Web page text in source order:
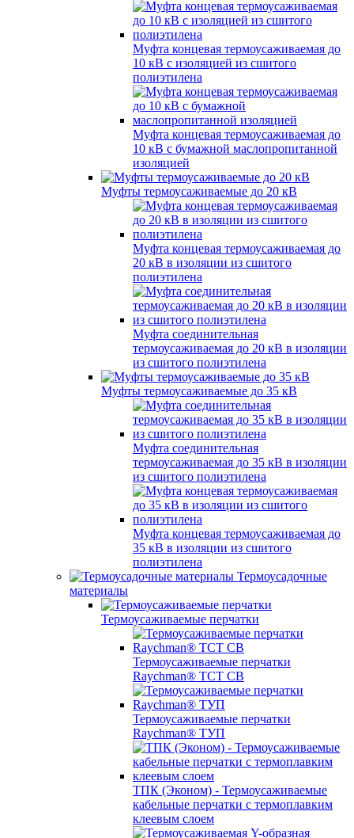
Муфта концевая термоусаживаемая до
10 кВ с изоляцией из сшитого
полиэтилена
Муфта концевая термоусаживаемая до
10 кВ с бумажной маслопропитанной
изоляцией
Муфты термоусаживаемые до 20 кВ
Муфта концевая термоусаживаемая до
20 кВ в изоляции из сшитого
полиэтилена
Муфта соединительная
термоусаживаемая до 20 кВ в изоляции
из сшитого полиэтилена
Муфты термоусаживаемые до 35 кВ
Муфта соединительная
термоусаживаемая до 35 кВ в изоляции
из сшитого полиэтилена
Муфта концевая термоусаживаемая до
35 кВ в изоляции из сшитого
полиэтилена
Термоусадочные
материалы
Термоусаживаемые перчатки
Термоусаживаемые перчатки
Raychman® TCT CB
Термоусаживаемые перчатки
Raychman® ТУП
ТПК (Эконом) - Термоусаживаемые
кабельные перчатки с термоплавким
клеевым слоем